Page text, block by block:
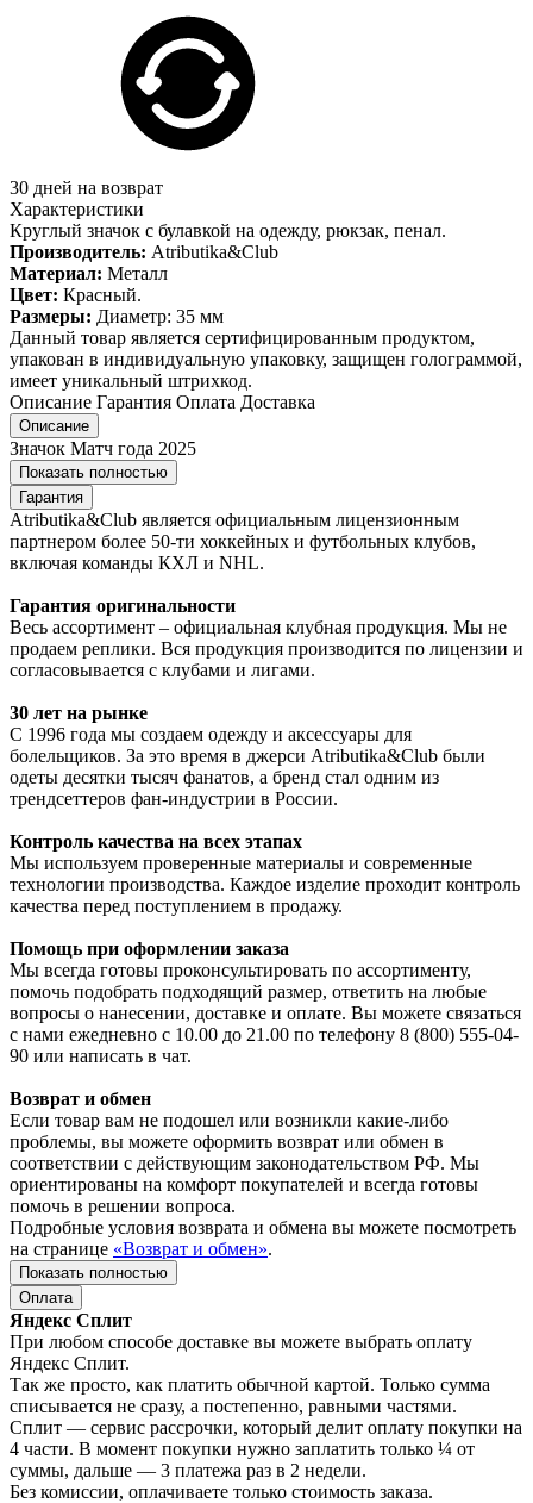
30 дней на возврат
Характеристики
Круглый значок с булавкой на одежду, рюкзак, пенал.
Производитель: Atributika&Club
Материал: Металл
Цвет: Красный.
Размеры: Диаметр: 35 мм
Данный товар является сертифицированным продуктом,
упакован в индивидуальную упаковку, защищен голограммой,
имеет уникальный штрихкод.
Описание Гарантия Оплата Доставка
Описание
Значок Матч года 2025
Показать полностью
Гарантия
Atributika&Club является официальным лицензионным
партнером более 50-ти хоккейных и футбольных клубов,
включая команды КХЛ и NHL.
Гарантия оригинальности
Весь ассортимент – официальная клубная продукция. Мы не
продаем реплики. Вся продукция производится по лицензии и
согласовывается с клубами и лигами.
30 лет на рынке
С 1996 года мы создаем одежду и аксессуары для
болельщиков. За это время в джерси Atributika&Club были
одеты десятки тысяч фанатов, а бренд стал одним из
трендсеттеров фан-индустрии в России.
Контроль качества на всех этапах
Мы используем проверенные материалы и современные
технологии производства. Каждое изделие проходит контроль
качества перед поступлением в продажу.
Помощь при оформлении заказа
Мы всегда готовы проконсультировать по ассортименту,
помочь подобрать подходящий размер, ответить на любые
вопросы о нанесении, доставке и оплате. Вы можете связаться
с нами ежедневно с 10.00 до 21.00 по телефону 8 (800) 555-04-
90 или написать в чат.
Возврат и обмен
Если товар вам не подошел или возникли какие-либо
проблемы, вы можете оформить возврат или обмен в
соответствии с действующим законодательством РФ. Мы
ориентированы на комфорт покупателей и всегда готовы
помочь в решении вопроса.
Подробные условия возврата и обмена вы можете посмотреть
на странице «Возврат и обмен».
Показать полностью
Оплата
Яндекс Сплит
При любом способе доставке вы можете выбрать оплату
Яндекс Сплит.
Так же просто, как платить обычной картой. Только сумма
списывается не сразу, а постепенно, равными частями.
Сплит — сервис рассрочки, который делит оплату покупки на
4 части. В момент покупки нужно заплатить только ¼ от
суммы, дальше — 3 платежа раз в 2 недели.
Без комиссии, оплачиваете только стоимость заказа.